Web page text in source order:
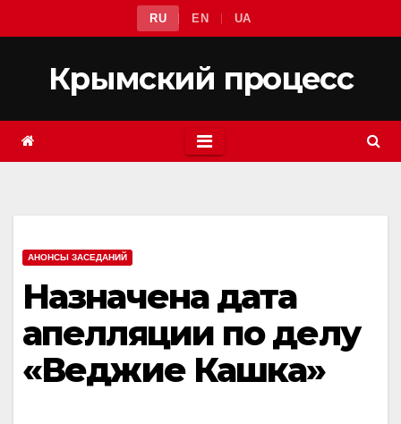
к
содержимому
RU EN UA
Крымский процесс
АНОНСЫ ЗАСЕДАНИЙ
Назначена дата
апелляции по делу
«Веджие Кашка»